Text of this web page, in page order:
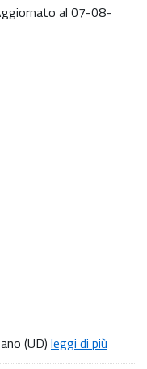
al 07-08-
(UD) leggi di più